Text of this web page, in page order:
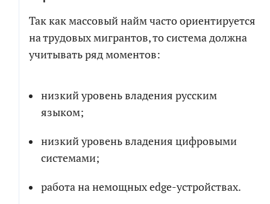
Так как массовый найм часто ориентируется
на трудовых мигрантов, то система должна
учитывать ряд моментов:
низкий уровень владения русским
языком;
низкий уровень владения цифровыми
системами;
работа на немощных edge-устройствах.